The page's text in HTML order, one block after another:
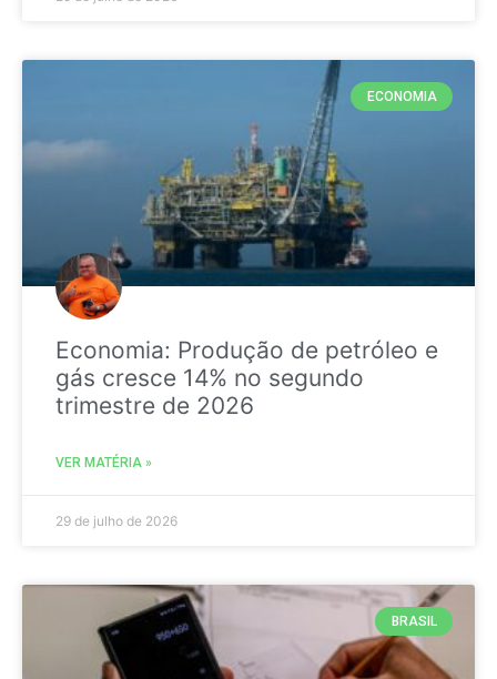
ECONOMIA
Economia: Produção de petróleo e
gás cresce 14% no segundo
trimestre de 2026
VER MATÉRIA »
29 de julho de 2026
BRASIL